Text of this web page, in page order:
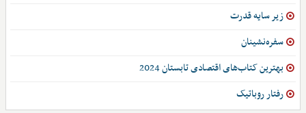
زیر سایه قدرت
سفره‌نشینان
بهترین کتاب‌های اقتصادی تابستان 2024
رفتار روباتیک